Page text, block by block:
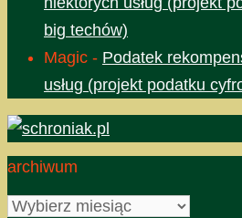
big techów)
Magic - Podatek
usług (projekt podatku
archiwum
archiwum